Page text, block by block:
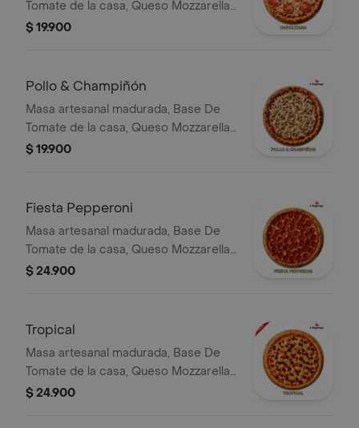
Tomate de la casa, Queso Mozzarella,
Tomate, Extra Queso y Orégano.
$ 19.900
Pollo & Champiñón
Masa artesanal madurada, Base De
Tomate de la casa, Queso Mozzarella,
Pollo Desmechado y Champiñones.
$ 19.900
Fiesta Pepperoni
Masa artesanal madurada, Base De
Tomate de la casa, Queso Mozzarella,
Doble Pepperoni Y Extra Queso.
$ 24.900
Tropical
Masa artesanal madurada, Base De
Tomate de la casa, Queso Mozzarella,
Piña, Ciruela y Cerezas.
$ 24.900